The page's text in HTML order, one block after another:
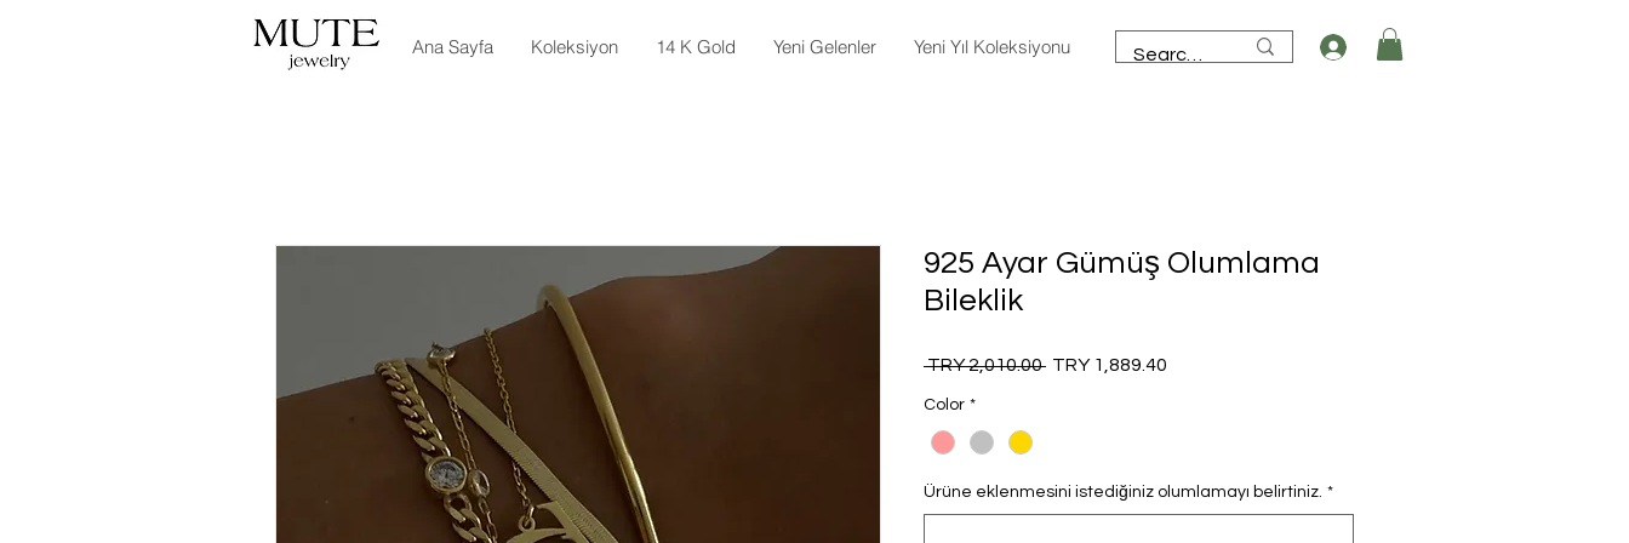
Ana Sayfa Koleksiyon 14 K Gold Yeni Gelenler Yeni Yıl Koleksiyonu
925 Ayar Gümüş Olumlama
Bileklik
TRY 2,010.00 Regular
TRY 1,889.40
Color *
Ürüne eklenmesini istediğiniz olumlamayı belirtiniz. *